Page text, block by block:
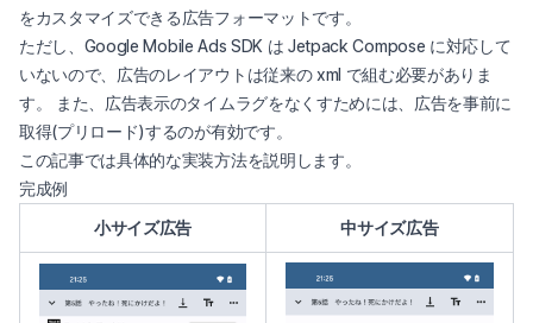
をカスタマイズできる広告フォーマットです。
ただし、Google Mobile Ads SDK は Jetpack Compose に対応して
いないので、広告のレイアウトは従来の xml で組む必要がありま
す。 また、広告表示のタイムラグをなくすためには、広告を事前に
取得(プリロード)するのが有効です。
この記事では具体的な実装方法を説明します。
完成例
小サイズ広告
中サイズ広告